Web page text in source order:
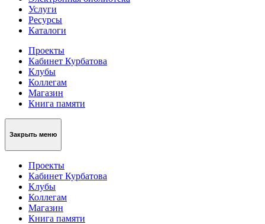
Услуги
Ресурсы
Каталоги
Проекты
Кабинет Курбатова
Клубы
Коллегам
Магазин
Книга памяти
Закрыть меню
Проекты
Кабинет Курбатова
Клубы
Коллегам
Магазин
Книга памяти